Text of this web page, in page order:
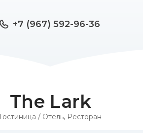
+7 (967) 592-96-36
The Lark
Гостиница / Отель, Ресторан